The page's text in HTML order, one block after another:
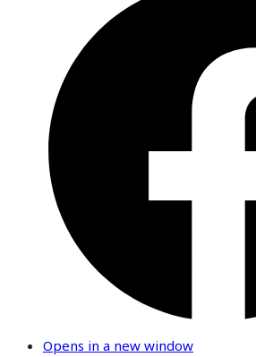
Opens in a new window